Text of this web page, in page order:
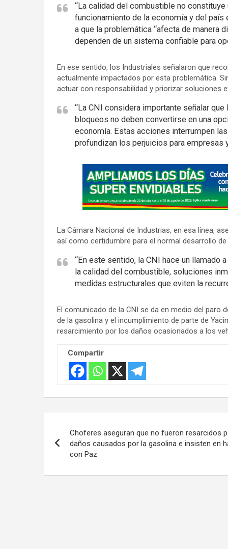
“La calidad del combustible no
funcionamiento de la economía y del país
a que la problemática “afecta de manera
dependen de un sistema confiable para
En ese sentido, los Industriales señalaron que
actualmente impactados por esta problemática.
actuar con responsabilidad y priorizar soluciones
“La CNI considera importante señalar
bloqueos no deben convertirse en una
economía. Estas acciones interrumpen
profundizan los perjuicios para empresas
A
d
v
e
t
s
e
m
n
t
La Cámara Nacional de Industrias, en esa línea,
así como certidumbre para el normal desarrollo
“En este sentido, la CNI hace un llamado
la calidad del combustible, soluciones
medidas estructurales que eviten la
El comunicado de la CNI se da en medio del paro
de la gasolina y el incumplimiento de parte de
resarcimiento por los daños ocasionados a los
Compartir
de
Choferes aseguran que no fueron resarcidos
daños causados por la gasolina e insisten en
con Paz